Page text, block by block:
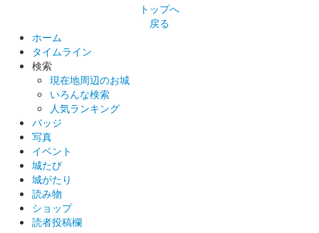
姫路城 御城印
白鷺城（姫路城） 御城印
当初500セット限定だったが追加販売。
姫路城 御城印
当初500セット限定だったが追加販売。
トップへ
戻る
ホーム
タイムライン
検索
現在地周辺のお城
いろんな検索
人気ランキング
バッジ
写真
イベント
城たび
城がたり
読み物
ショップ
読者投稿欄